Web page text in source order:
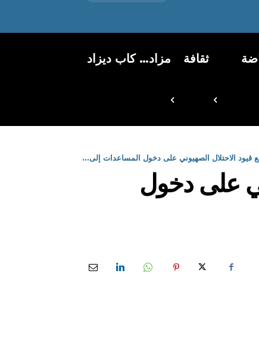
ثقافة مزاد… كاب ديزاد
قيود الاحتلال الصهيوني على دخول المساعدات إلى...
على دخول